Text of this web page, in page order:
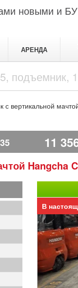
новыми и БУ
АРЕНДА
вертикальной
11
Hangcha
В